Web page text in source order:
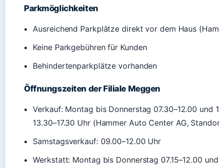
Parkmöglichkeiten
Ausreichend Parkplätze direkt vor dem Haus
Keine Parkgebühren für Kunden
Behindertenparkplätze vorhanden
Öffnungszeiten der Filiale Meggen
Verkauf: Montag bis Donnerstag 07.30–12.00 und
13.30–17.30 Uhr (Hammer Auto Center AG,
Samstagsverkauf: 09.00–12.00 Uhr
Werkstatt: Montag bis Donnerstag 07.15–12.00